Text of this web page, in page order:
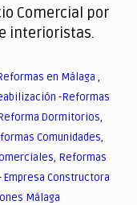
Comercial por
interioristas.
en Málaga ,
-Reformas
Dormitorios,
Comunidades,
, Reformas
Empresa Constructora
Málaga